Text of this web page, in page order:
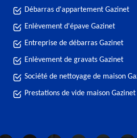
Débarras d'appartement Gazinet
Enlèvement d'épave Gazinet
Entreprise de débarras Gazinet
Enlèvement de gravats Gazinet
Société de nettoyage de maison
Prestations de vide maison